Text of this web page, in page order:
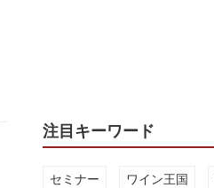
注目キーワード
セミナー ワイン王国